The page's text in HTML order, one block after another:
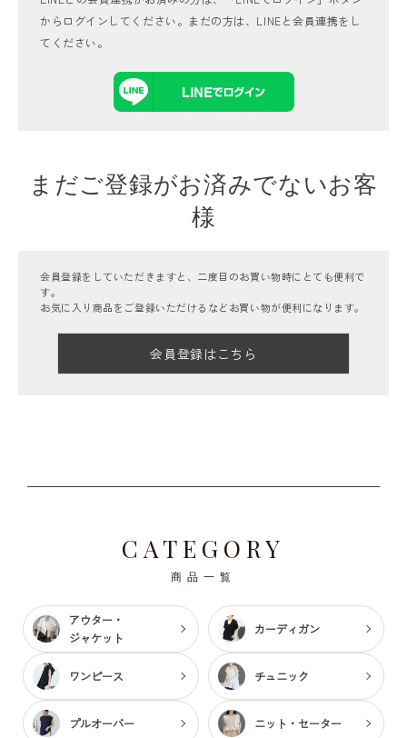
からログインしてください。まだの方は、 LINEと会員連携をし
てください。
まだご登録がお済みでないお客
様
会員登録をしていただきますと、二度目のお買い物時にとても便利で
す。
お気に入り商品をご登録いただけるなどお買い物が便利になります。
会員登録はこちら
CATEGORY
商品一覧
アウター・
ジャケット
カーディガン
ワンピース チュニック
プルオーバー ニット・セーター